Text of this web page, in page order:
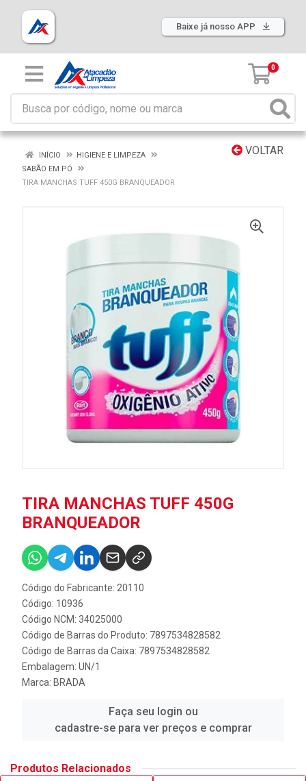
Baixe já nosso APP
0
VOLTAR
INÍCIO
HIGIENE E LIMPEZA
SABÃO EM PÓ
TIRA MANCHAS TUFF 450G BRANQUEADOR
TIRA MANCHAS TUFF 450G
BRANQUEADOR
Código do Fabricante: 20110
Código: 10936
Código NCM: 34025000
Código de Barras do Produto: 7897534828582
Código de Barras da Caixa: 7897534828582
Embalagem: UN/1
Marca: BRADA
Faça seu login ou
cadastre-se para ver preços e comprar
Produtos Relacionados